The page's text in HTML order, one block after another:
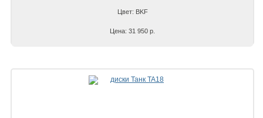
Цвет: BKF
Цена: 31 950 р.